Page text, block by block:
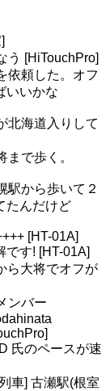
う [HiTouchPro]
依頼した。オフ
いいかな
北海道入りして
まで歩く。
駅から歩いて２
たんだけど
[HT-01A]
です! [HT-01A]
ら大将でオフが
ンバー
氏のペースが速
車] 古瀬駅(根室